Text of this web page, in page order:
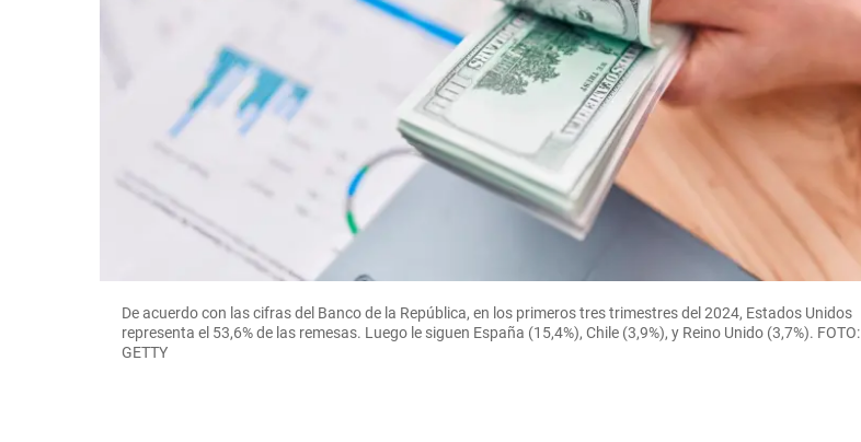
De acuerdo con las cifras del Banco de la República, en los primeros tres trimestres del 2024, Estados Unidos
representa el 53,6% de las remesas. Luego le siguen España (15,4%), Chile (3,9%), y Reino Unido (3,7%). FOTO:
GETTY